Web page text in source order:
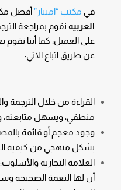
في مكتب “امتياز” أفضل
العربيهنقوم بمراجعة
على العميل، كما أننا نقوم
عن طريق اتباع الآتي:
القراءة من خلال
منطقي، ويسهل متابعته،
وجود معجم أو قائمة
بشكل منهجي من كيفية
العلامة التجارية
أن لها النغمة الصحيحة